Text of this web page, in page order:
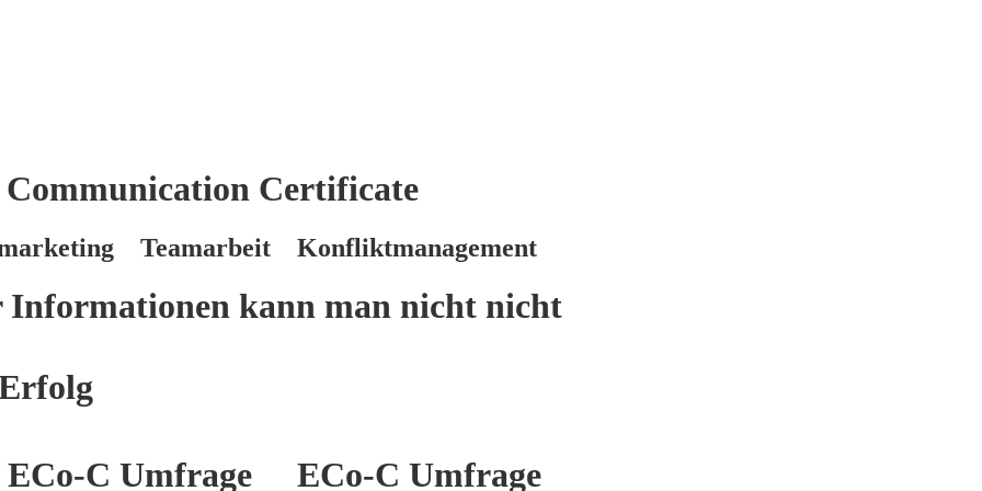
Certificate
Teamarbeit Konfliktmanagement
Informationen kann man nicht nicht
ECo-C Umfrage ECo-C Umfrage